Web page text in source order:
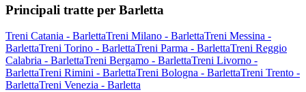
Principali tratte per Barletta
Treni Catania - BarlettaTreni Milano - BarlettaTreni Messina -
BarlettaTreni Torino - BarlettaTreni Parma - BarlettaTreni Reggio
Calabria - BarlettaTreni Bergamo - BarlettaTreni Livorno -
BarlettaTreni Rimini - BarlettaTreni Bologna - BarlettaTreni Trento -
BarlettaTreni Venezia - Barletta